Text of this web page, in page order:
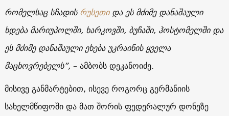
რომელსაც სჩადისრუსეთიდა ეს მძიმე დანაშაული
ხდება მარიუპოლში, ხარკოვში, ბუჩაში, ჰოსტომელში და
ეს მძიმე დანაშაული ეხება უკრაინის ყველა
მაცხოვრებელს”, – ამბობს დეკანოიძე.
მისივე განმარტებით, ისევე როგორც გერმანიის
სახელმწიფოში და მათ შორის ფედერალურ დონეზე